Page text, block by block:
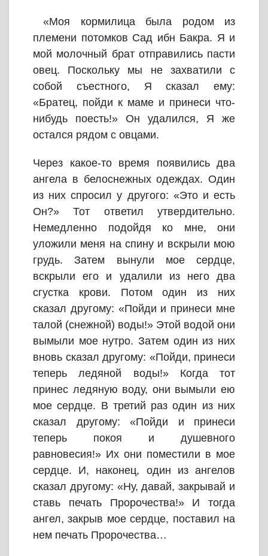
«Моя кормилица была родом из
племени потомков Сад ибн Бакра. Я и
мой молочный брат отправились пасти
овец. Поскольку мы не захватили с
собой съестного, Я сказал ему:
«Братец, пойди к маме и принеси что-
нибудь поесть!» Он удалился, Я же
остался рядом с овцами.
Через какое-то время появились два
ангела в белоснежных одеждах. Один
из них спросил у другого: «Это и есть
Он?» Тот ответил утвердительно.
Немедленно подойдя ко мне, они
уложили меня на спину и вскрыли мою
грудь. Затем вынули мое сердце,
вскрыли его и удалили из него два
сгустка крови. Потом один из них
сказал другому: «Пойди и принеси мне
талой (снежной) воды!» Этой водой они
вымыли мое нутро. Затем один из них
вновь сказал другому: «Пойди, принеси
теперь ледяной воды!» Когда тот
принес ледяную воду, они вымыли ею
мое сердце. В третий раз один из них
сказал другому: «Пойди и принеси
теперь покоя и душевного
равновесия!» Их они поместили в мое
сердце. И, наконец, один из ангелов
сказал другому: «Ну, давай, закрывай и
ставь печать Пророчества!» И тогда
ангел, закрыв мое сердце, поставил на
нем печать Пророчества…